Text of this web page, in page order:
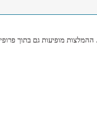
מופיעות גם בתוך